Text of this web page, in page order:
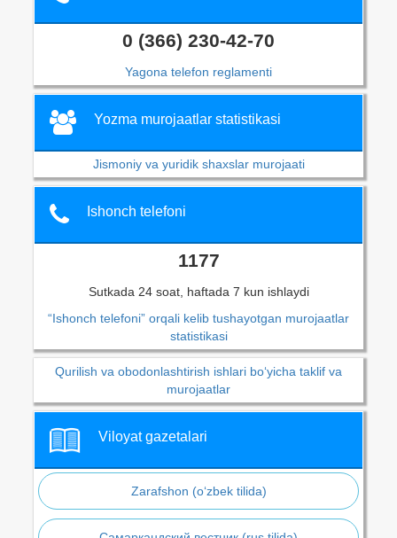
0 (366) 230-42-70
Yagona telefon reglamenti
Yozma murojaatlar statistikasi
Jismoniy va yuridik shaxslar murojaati
Ishonch telefoni
1177
Sutkada 24 soat, haftada 7 kun ishlaydi
“Ishonch telefoni” orqali kelib tushayotgan murojaatlar
statistikasi
Qurilish va obodonlashtirish ishlari bo‘yicha taklif va
murojaatlar
Viloyat gazetalari
Zarafshon (o‘zbek tilida)